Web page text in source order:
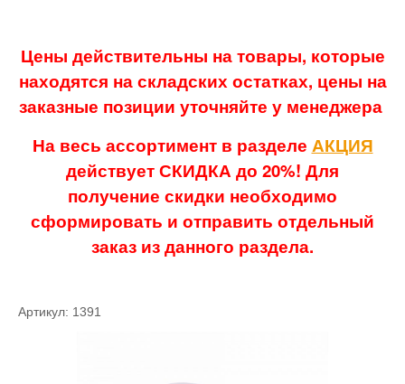
Цены действительны на товары, которые
находятся на складских остатках, цены на
заказные позиции уточняйте у менеджера
На весь ассортимент в разделе АКЦИЯ
действует СКИДКА до 20%! Для
получение скидки необходимо
сформировать и отправить отдельный
заказ из данного раздела.
Артикул: 1391